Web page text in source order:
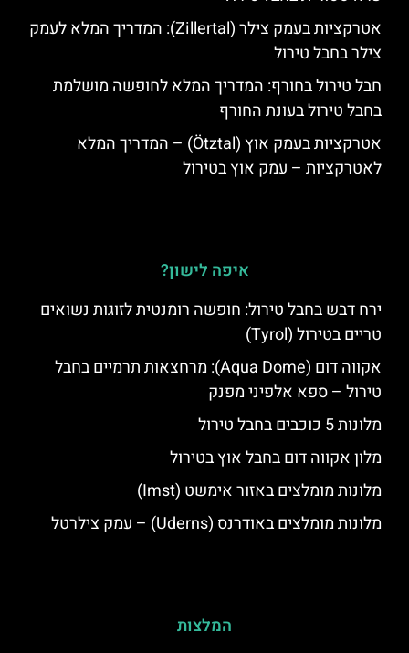
אטרקציות בעמק צילר (Zillertal): המדריך המלא לעמק
צילר בחבל טירול
חבל טירול בחורף: המדריך המלא לחופשה מושלמת
בחבל טירול בעונת החורף
אטרקציות בעמק אוץ (Ötztal) – המדריך המלא
לאטרקציות – עמק אוץ בטירול
איפה לישון?
ירח דבש בחבל טירול: חופשה רומנטית לזוגות נשואים
טריים בטירול (Tyrol)
אקווה דום (Aqua Dome): מרחצאות תרמיים בחבל
טירול – ספא אלפיני מפנק
מלונות 5 כוכבים בחבל טירול
מלון אקווה דום בחבל אוץ בטירול
מלונות מומלצים באזור אימשט (Imst)
מלונות מומלצים באודרנס (Uderns) – עמק צילרטל
המלצות